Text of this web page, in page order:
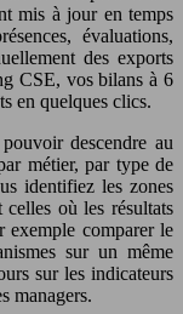
mis à jour en temps
évaluations,
des exports
CSE, vos bilans à 6
en quelques clics.
descendre au
métier, par type de
identifiez les zones
où les résultats
exemple comparer le
sur un même
sur les indicateurs
managers.